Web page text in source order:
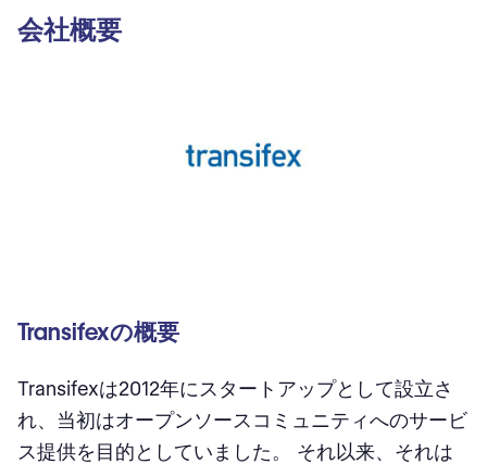
会社概要
Transifexの概要
Transifexは2012年にスタートアップとして設立さ
れ、当初はオープンソースコミュニティへのサービ
ス提供を目的としていました。 それ以来、それは